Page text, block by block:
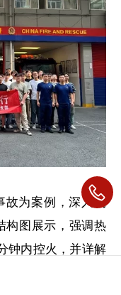
故为案例，深入剖
构图展示，强调热
钟内控火，并详解
研究生将消防中